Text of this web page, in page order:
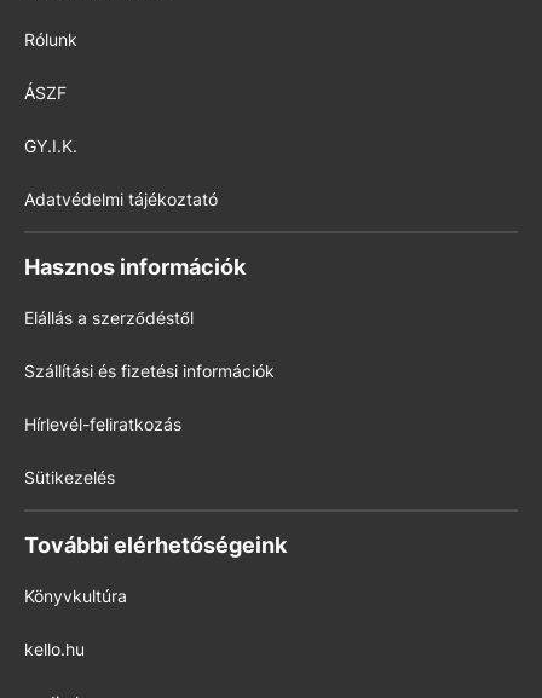
Rólunk
ÁSZF
GY.I.K.
Adatvédelmi tájékoztató
Hasznos információk
Elállás a szerződéstől
Szállítási és fizetési információk
Hírlevél-feliratkozás
Sütikezelés
További elérhetőségeink
Könyvkultúra
kello.hu